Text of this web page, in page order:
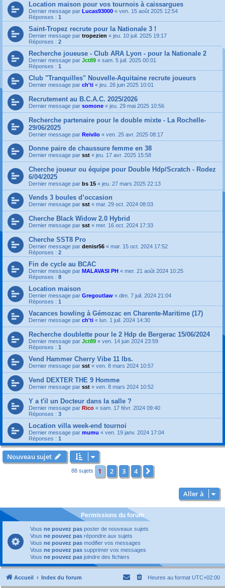
Location maison pour vos tournois à caissargues
Dernier message par Lucas93000 « ven. 15 août 2025 12:54
Réponses : 1
Saint-Tropez recrute pour la Nationale 3 !
Dernier message par tropezien « jeu. 10 juil. 2025 19:17
Réponses : 2
Recherche joueuse - Club ARA Lyon - pour la Nationale 2
Dernier message par Jct89 « sam. 5 juil. 2025 00:01
Réponses : 1
Club "Tranquilles" Nouvelle-Aquitaine recrute joueurs
Dernier message par ch'ti « jeu. 26 juin 2025 10:01
Recrutement au B.C.A.C. 2025/2026
Dernier message par somone « jeu. 29 mai 2025 10:56
Recherche partenaire pour le double mixte - La Rochelle-
29/06/2025
Dernier message par Reivilo « ven. 25 avr. 2025 08:17
Donne paire de chaussure femme en 38
Dernier message par sst « jeu. 17 avr. 2025 15:58
Cherche joueur ou équipe pour Double Hdp/Scratch - Rodez
6/04/2025
Dernier message par bs 15 « jeu. 27 mars 2025 22:13
Vends 3 boules d’occasion
Dernier message par sst « mar. 29 oct. 2024 08:03
Cherche Black Widow 2.0 Hybrid
Dernier message par sst « mer. 16 oct. 2024 17:33
Cherche SST8 Pro
Dernier message par denisr56 « mar. 15 oct. 2024 17:52
Réponses : 2
Fin de cycle au BCAC
Dernier message par MALAVASI PH « mer. 21 août 2024 10:25
Réponses : 8
Location maison
Dernier message par Gregoutlaw « dim. 7 juil. 2024 21:04
Réponses : 1
Vacances bowling à Gémozac en Charente-Maritime (17)
Dernier message par ch'ti « lun. 1 juil. 2024 14:30
Recherche doublette pour le 2 Hdp de Bergerac 15/06/2024
Dernier message par Jct89 « ven. 14 juin 2024 23:59
Réponses : 1
Vend Hammer Cherry Vibe 11 lbs.
Dernier message par sst « ven. 8 mars 2024 10:57
Vend DEXTER THE 9 Homme
Dernier message par sst « ven. 8 mars 2024 10:52
Y a t'il un Docteur dans la salle ?
Dernier message par Rico « sam. 17 févr. 2024 09:40
Réponses : 3
Location villa week-end tournoi
Dernier message par mumu « ven. 19 janv. 2024 17:04
Réponses : 1
Nouveau sujet
88 sujets 1 2 3 4
Aller à
Permissions du forum
Vous ne pouvez pas poster de nouveaux sujets
Vous ne pouvez pas répondre aux sujets
Vous ne pouvez pas modifier vos messages
Vous ne pouvez pas supprimer vos messages
Vous ne pouvez pas joindre des fichiers
Accueil Index du forum Heures au format UTC+02:00